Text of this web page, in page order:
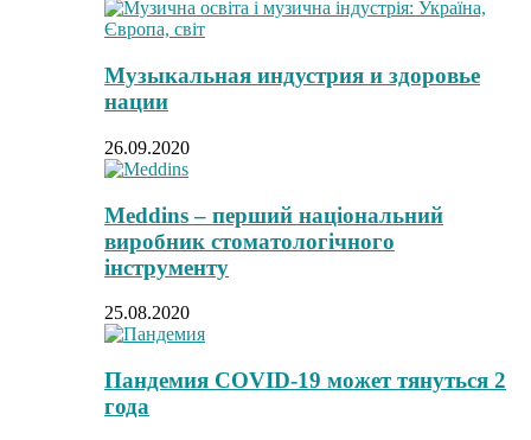
Музыкальная индустрия и здоровье
нации
26.09.2020
Meddins – перший національний
виробник стоматологічного
інструменту
25.08.2020
Пандемия COVID-19 может тянуться 2
года